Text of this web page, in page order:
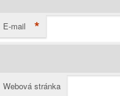
E-mail *
Webová stránka